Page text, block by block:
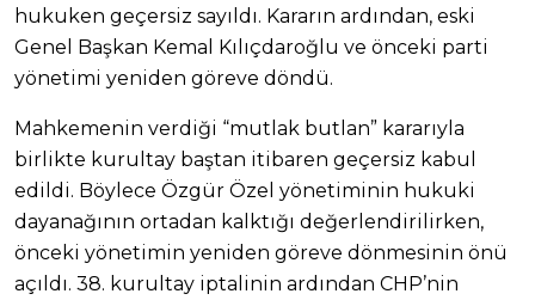
hukuken geçersiz sayıldı. Kararın ardından, eski
Genel Başkan Kemal Kılıçdaroğlu ve önceki parti
yönetimi yeniden göreve döndü.
Mahkemenin verdiği “mutlak butlan” kararıyla
birlikte kurultay baştan itibaren geçersiz kabul
edildi. Böylece Özgür Özel yönetiminin hukuki
dayanağının ortadan kalktığı değerlendirilirken,
önceki yönetimin yeniden göreve dönmesinin önü
açıldı. 38. kurultay iptalinin ardından CHP’nin